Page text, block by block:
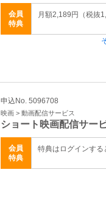
会員
特典
月額2,189円（税抜
申込No. 5096708
映画 > 動画配信サービス
ショート映画配信サー
会員
特典
特典はログインする